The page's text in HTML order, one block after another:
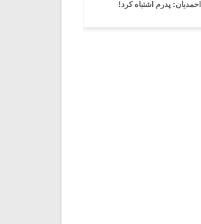
احمدیان: پدرم اشتباه کرد!